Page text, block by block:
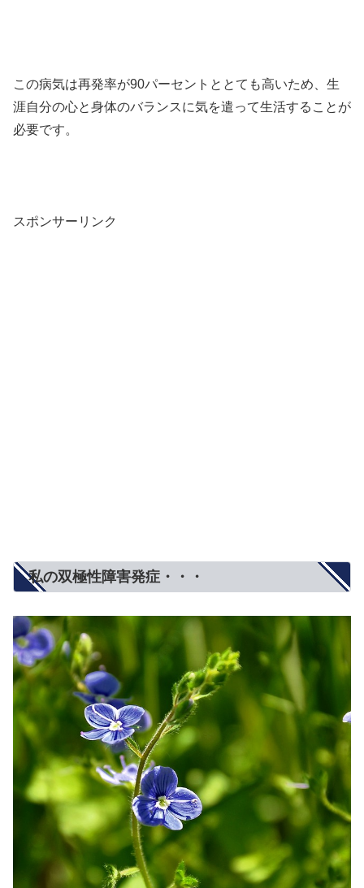
この病気は再発率が90パーセントととても高いため、生
涯自分の心と身体のバランスに気を遣って生活することが
必要です。
スポンサーリンク
私の双極性障害発症・・・